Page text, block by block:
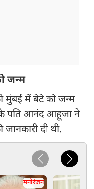
जन्म
मुंबई में बेटे को जन्म
के पति आनंद आहूजा ने
जानकारी दी थी.
मनोरंजन